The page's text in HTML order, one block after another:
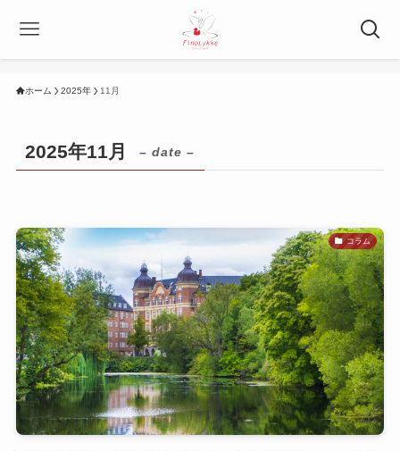
ホーム 2025年 11月
2025年11月 – date –
コラム